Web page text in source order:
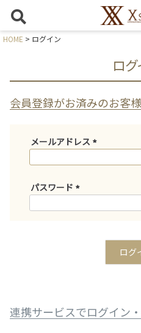
HOME ログイン
ロ
会員登録がお済みのお客様
メールアドレス
必
)
パスワード
必
ログ
連携サービスでログイン